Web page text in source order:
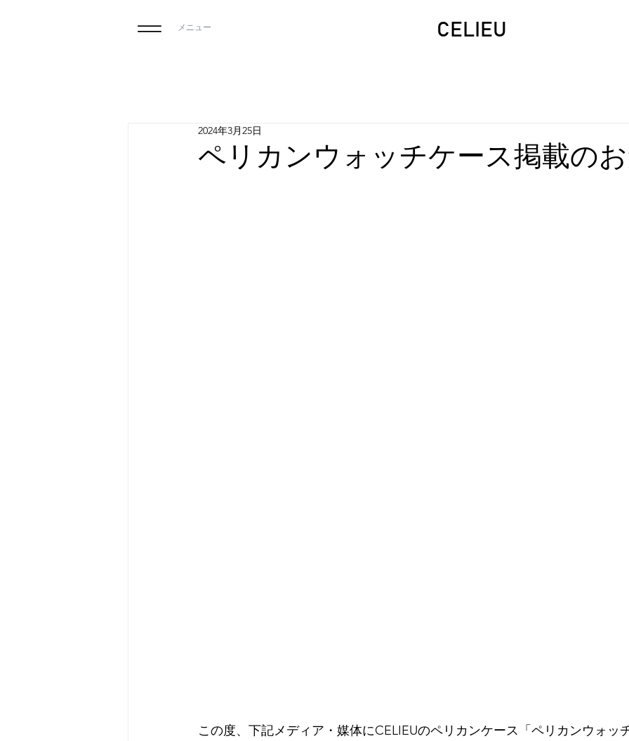
メニュー CELIEU
ペリカンウォッチケース掲載の
2024年3月25日
この度、下記メディア・媒体にCELIEUのペリカンケース「ペリカンウォッ